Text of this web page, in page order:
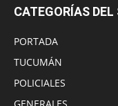
CATEGORÍAS DEL
PORTADA
TUCUMÁN
POLICIALES